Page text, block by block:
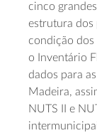
cinco
estrutura dos
condição
o Inventário
dados para
Madeira,
NUTS II e